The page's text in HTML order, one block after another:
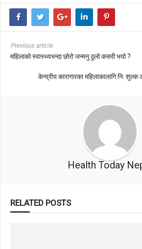
Previous article
महिलाको स्वास्थ्यभन्दा छोरो जन्मनु ठूलो कसरी भयो ?
केन्द्रीय कारागारका महिलाकालागि नि:
Health Today
RELATED POSTS